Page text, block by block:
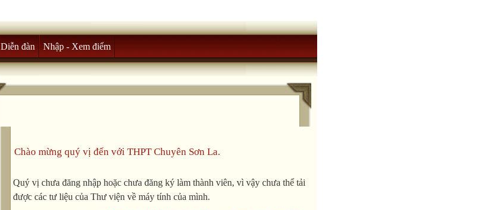
Diễn đàn Nhập - Xem điểm
Chào mừng quý vị đến với THPT Chuyên Sơn La.
Quý vị chưa đăng nhập hoặc chưa đăng ký làm thành viên, vì vậy chưa thể tải
được các tư liệu của Thư viện về máy tính của mình.